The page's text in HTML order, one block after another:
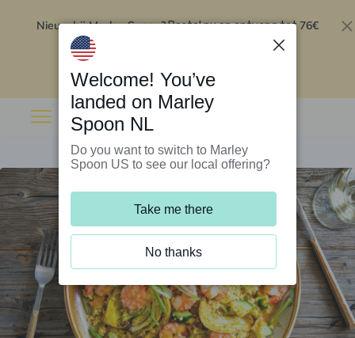
Nieuw bij Marley Spoon?Bestel nu en ontvang tot 76€
Welcome! You’ve
landed on Marley
Spoon NL
Do you want to switch to Marley
Spoon US to see our local offering?
Take me there
No thanks